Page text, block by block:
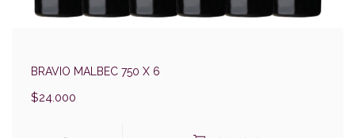
BRAVIO MALBEC 750 X 6
$24.000